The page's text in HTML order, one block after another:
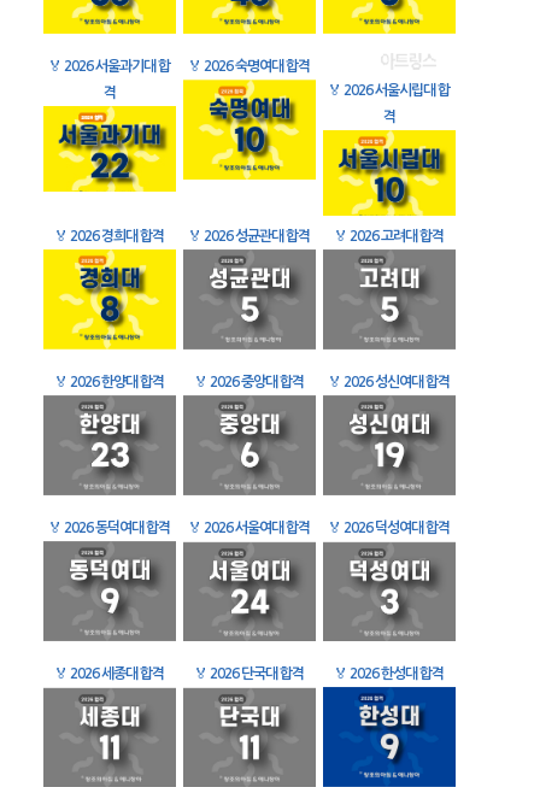
🏅 2026 서울과기대 합
격
🏅 2026 숙명여대 합격
🏅 2026 서울시립대 합
격
🏅 2026 경희대 합격 🏅 2026 성균관대 합격 🏅 2026 고려대 합격
🏅 2026 한양대 합격 🏅 2026 중앙대 합격 🏅 2026 성신여대 합격
🏅 2026 동덕여대 합격 🏅 2026 서울여대 합격 🏅 2026 덕성여대 합격
🏅 2026 세종대 합격 🏅 2026 단국대 합격 🏅 2026 한성대 합격